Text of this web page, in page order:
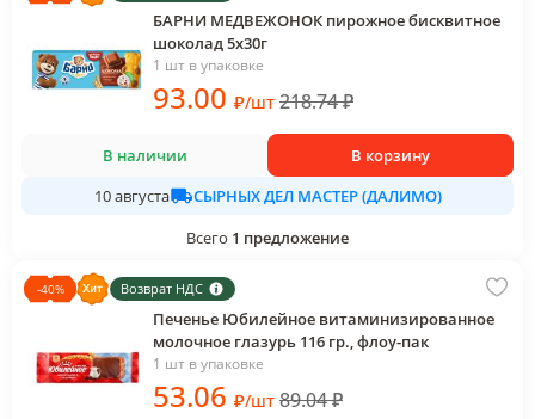
БАРНИ МЕДВЕЖОНОК пирожное бисквитное
шоколад 5х30г
1 шт в упаковке
93.00 ₽/шт 218.74₽
В наличии
В корзину
10 августа
СЫРНЫХ ДЕЛ МАСТЕР (ДАЛИМО)
Всего 1 предложение
-40% Возврат НДС
Печенье Юбилейное витаминизированное
молочное глазурь 116 гр., флоу-пак
1 шт в упаковке
53.06 ₽/шт 89.04₽